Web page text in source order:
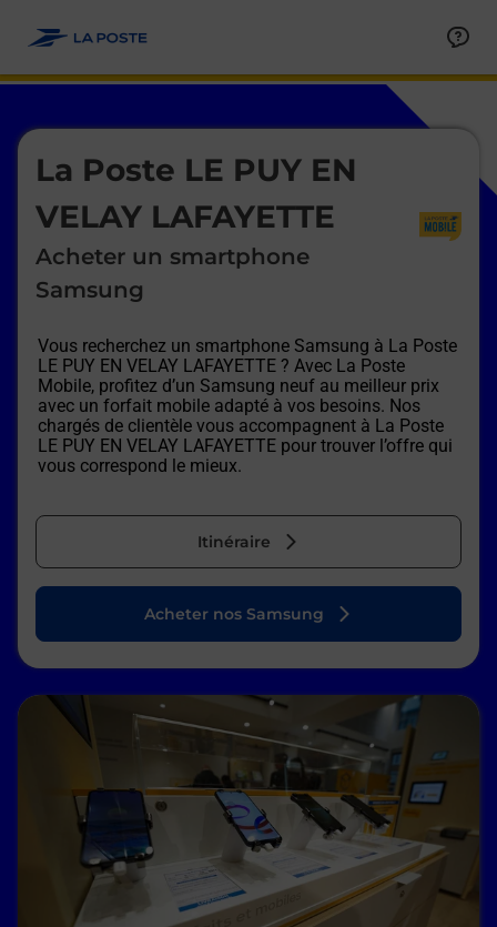
La Poste LE PUY EN
VELAY LAFAYETTE
Acheter un smartphone
Samsung
Vous recherchez un smartphone Samsung à La Poste
LE PUY EN VELAY LAFAYETTE ? Avec La Poste
Mobile, profitez d’un Samsung neuf au meilleur prix
avec un forfait mobile adapté à vos besoins. Nos
chargés de clientèle vous accompagnent à La Poste
LE PUY EN VELAY LAFAYETTE pour trouver l’offre qui
vous correspond le mieux.
Itinéraire
Le lien s'ouvre dans un nouvel onglet
Acheter nos Samsung